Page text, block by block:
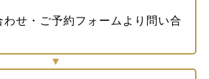
わせ・ご予約フォームより問い合